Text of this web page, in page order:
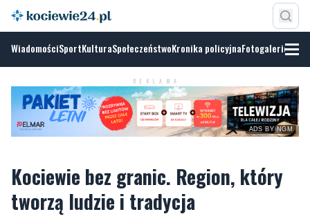
WiadomościSportKulturaSpołeczeństwoKronika policyjnaFotogalerie
REKLAMA
ADS BY NGM
Kociewie bez granic. Region, który
tworzą ludzie i tradycja